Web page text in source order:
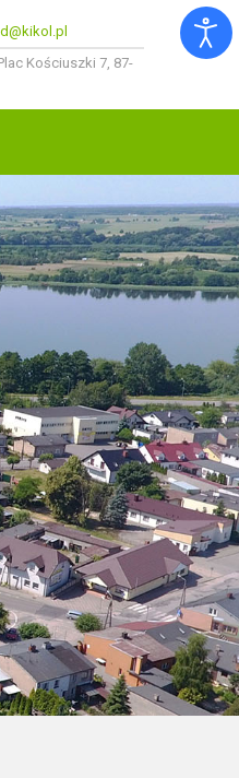
Kościuszki 7, 87-